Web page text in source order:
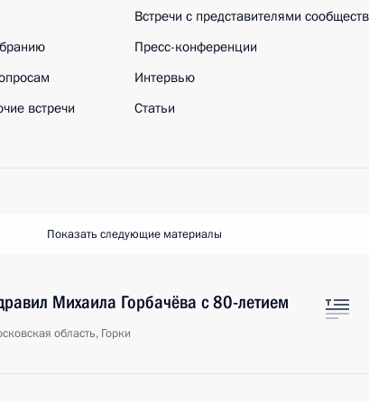
встречи
Встречи с представителями сообществ
Пресс-конференции
Интервью
Статьи
Показать следующие материалы
Михаила Горбачёва с 80-летием
область, Горки